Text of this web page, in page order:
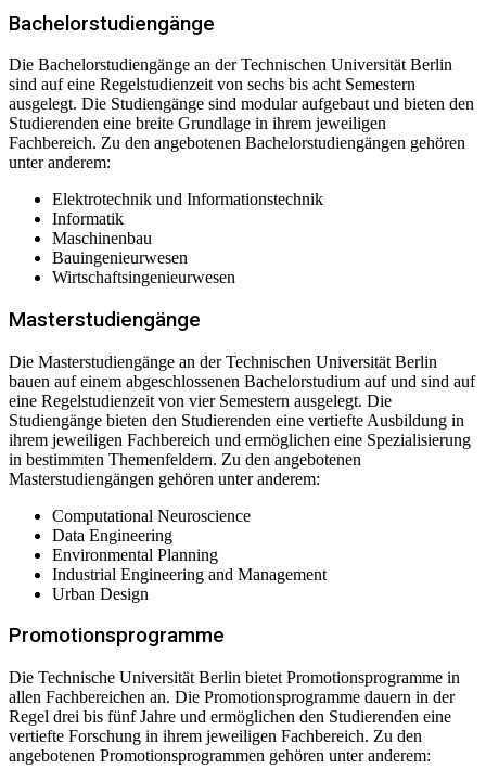
Bachelorstudiengänge
Die Bachelorstudiengänge an der Technischen Universität Berlin
sind auf eine Regelstudienzeit von sechs bis acht Semestern
ausgelegt. Die Studiengänge sind modular aufgebaut und bieten den
Studierenden eine breite Grundlage in ihrem jeweiligen
Fachbereich. Zu den angebotenen Bachelorstudiengängen gehören
unter anderem:
Elektrotechnik und Informationstechnik
Informatik
Maschinenbau
Bauingenieurwesen
Wirtschaftsingenieurwesen
Masterstudiengänge
Die Masterstudiengänge an der Technischen Universität Berlin
bauen auf einem abgeschlossenen Bachelorstudium auf und sind auf
eine Regelstudienzeit von vier Semestern ausgelegt. Die
Studiengänge bieten den Studierenden eine vertiefte Ausbildung in
ihrem jeweiligen Fachbereich und ermöglichen eine Spezialisierung
in bestimmten Themenfeldern. Zu den angebotenen
Masterstudiengängen gehören unter anderem:
Computational Neuroscience
Data Engineering
Environmental Planning
Industrial Engineering and Management
Urban Design
Promotionsprogramme
Die Technische Universität Berlin bietet Promotionsprogramme in
allen Fachbereichen an. Die Promotionsprogramme dauern in der
Regel drei bis fünf Jahre und ermöglichen den Studierenden eine
vertiefte Forschung in ihrem jeweiligen Fachbereich. Zu den
angebotenen Promotionsprogrammen gehören unter anderem: